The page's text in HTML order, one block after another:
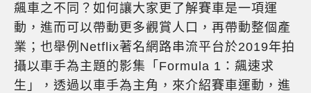
飆車之不同？如何讓大家更了解賽車是一項運
動，進而可以帶動更多觀賞人口，再帶動整個產
業；也舉例Netflix著名網路串流平台於2019年拍
攝以車手為主題的影集「Formula 1：飆速求
生」，透過以車手為主角，來介紹賽車運動，進